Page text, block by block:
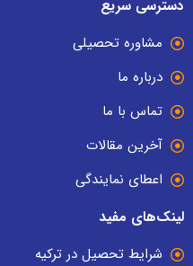
دسترسی سریع
مشاوره تحصیلی
درباره ما
تماس با ما
آخرین مقالات
اعطای نمایندگی
لینک‌های مفید
شرایط تحصیل در ترکیه